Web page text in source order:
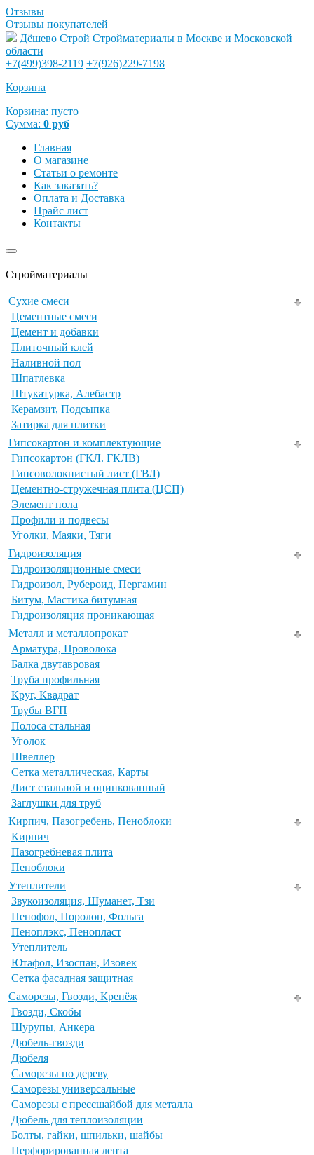
Отзывы
Отзывы покупателей
Дёшево Строй Стройматериалы в Москве и Московской
области
+7(499)398-2119 +7(926)229-7198
Корзина
Корзина: пусто
Сумма: 0 руб
Главная
О магазине
Статьи о ремонте
Как заказать?
Оплата и Доставка
Прайс лист
Контакты
Стройматериалы
Сухие смеси
Цементные смеси
Цемент и добавки
Плиточный клей
Наливной пол
Шпатлевка
Штукатурка, Алебастр
Керамзит, Подсыпка
Затирка для плитки
Гипсокартон и комплектующие
Гипсокартон (ГКЛ. ГКЛВ)
Гипсоволокнистый лист (ГВЛ)
Цементно-стружечная плита (ЦСП)
Элемент пола
Профили и подвесы
Уголки, Маяки, Тяги
Гидроизоляция
Гидроизоляционные смеси
Гидроизол, Рубероид, Пергамин
Битум, Мастика битумная
Гидроизоляция проникающая
Металл и металлопрокат
Арматура, Проволока
Балка двутавровая
Труба профильная
Круг, Квадрат
Трубы ВГП
Полоса стальная
Уголок
Швеллер
Сетка металлическая, Карты
Лист стальной и оцинкованный
Заглушки для труб
Кирпич, Пазогребень, Пеноблоки
Кирпич
Пазогребневая плита
Пеноблоки
Утеплители
Звукоизоляция, Шуманет, Тзи
Пенофол, Поролон, Фольга
Пеноплэкс, Пенопласт
Утеплитель
Ютафол, Изоспан, Изовек
Сетка фасадная защитная
Саморезы, Гвозди, Крепёж
Гвозди, Скобы
Шурупы, Анкера
Дюбель-гвозди
Дюбеля
Саморезы по дереву
Саморезы универсальные
Саморезы с прессшайбой для металла
Дюбель для теплоизоляции
Болты, гайки, шпильки, шайбы
Перфорированная лента